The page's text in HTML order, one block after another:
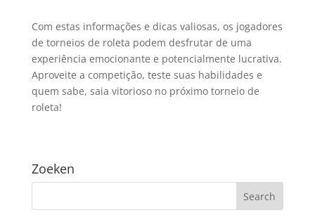
Com estas informações e dicas valiosas, os jogadores
de torneios de roleta podem desfrutar de uma
experiência emocionante e potencialmente lucrativa.
Aproveite a competição, teste suas habilidades e
quem sabe, saia vitorioso no próximo torneio de
roleta!
Zoeken